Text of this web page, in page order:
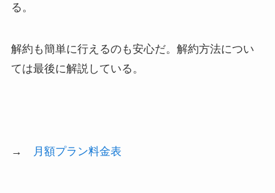
る。
解約も簡単に行えるのも安心だ。解約方法につい
ては最後に解説している。
→ 月額プラン料金表